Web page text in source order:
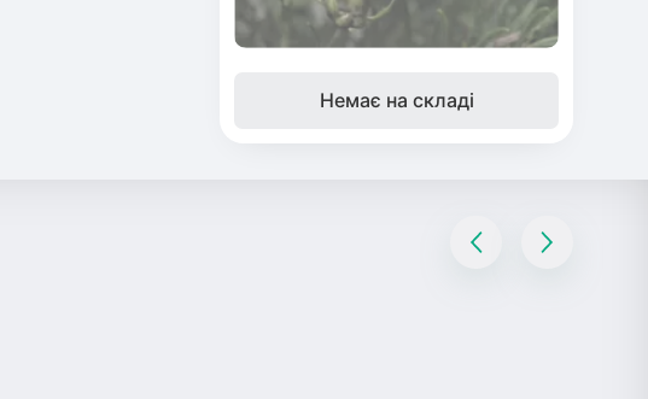
Немає на складі